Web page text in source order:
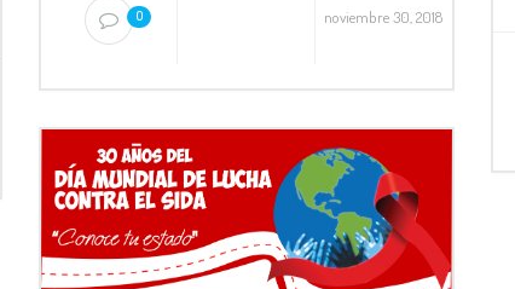
0 noviembre 30, 2018